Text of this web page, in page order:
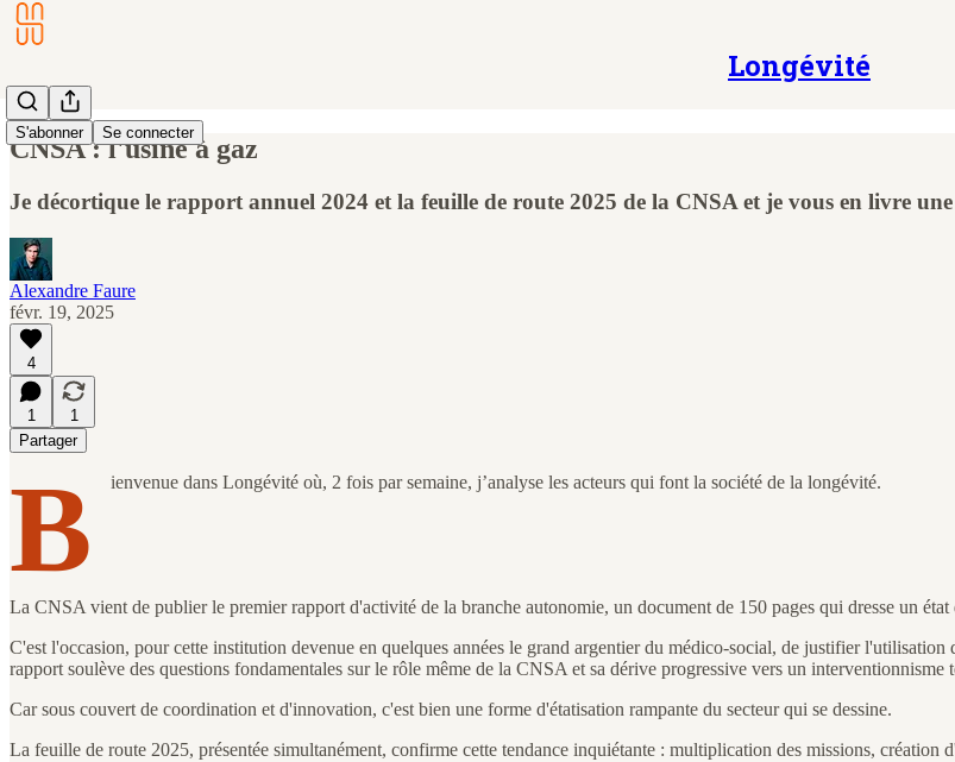
Longévité
S'abonner Se connecter
CNSA : l'usine à gaz
Je décortique le rapport annuel 2024 et la feuille de route 2025 de la CNSA et je vous en livre
Alexandre Faure
févr. 19, 2025
4
1
1
Partager
B ienvenue dans Longévité où, 2 fois par semaine, j’analyse les acteurs qui font la société de la longévité.
La CNSA vient de publier le premier rapport d'activité de la branche autonomie, un document de 150 pages qui dresse un
C'est l'occasion, pour cette institution devenue en quelques années le grand argentier du médico-social, de justifier
rapport soulève des questions fondamentales sur le rôle même de la CNSA et sa dérive progressive vers un interventionnisme
Car sous couvert de coordination et d'innovation, c'est bien une forme d'étatisation rampante du secteur qui se dessine.
La feuille de route 2025, présentée simultanément, confirme cette tendance inquiétante : multiplication des missions, création